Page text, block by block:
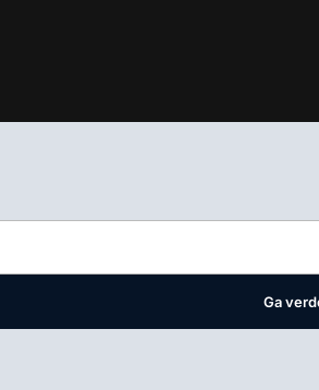
manifestwaar VMN media voor staat.
Ga